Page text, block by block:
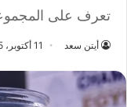
تعرف على
أيتن سعد 11 أكتوبر، 2025